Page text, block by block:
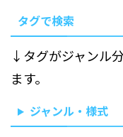
タグで検索
↓タグがジャンル
ます。
ジャンル・様式